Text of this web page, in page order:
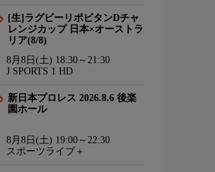
[生]ラグビーリポビタンDチャ
レンジカップ 日本×オーストラ
リア(8/8)
8月8日(土) 18:30～21:30
J SPORTS 1 HD
新日本プロレス 2026.8.6 後楽
園ホール
8月8日(土) 19:00～22:30
スポーツライブ＋